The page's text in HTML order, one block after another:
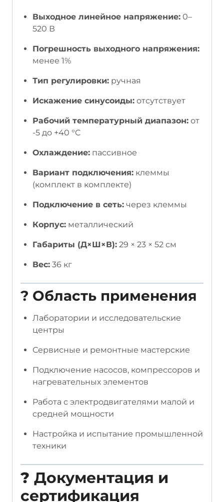
Выходное линейное напряжение: 0–
520 В
Погрешность выходного напряжения:
менее 1%
Тип регулировки: ручная
Искажение синусоиды: отсутствует
Рабочий температурный диапазон: от
-5 до +40 °C
Охлаждение: пассивное
Вариант подключения: клеммы
(комплект в комплекте)
Подключение в сеть: через клеммы
Корпус: металлический
Габариты (Д×Ш×В): 29 × 23 × 52 см
Вес: 36 кг
? Область применения
Лаборатории и исследовательские
центры
Сервисные и ремонтные мастерские
Подключение насосов, компрессоров и
нагревательных элементов
Работа с электродвигателями малой и
средней мощности
Настройка и испытание промышленной
техники
? Документация и
сертификация